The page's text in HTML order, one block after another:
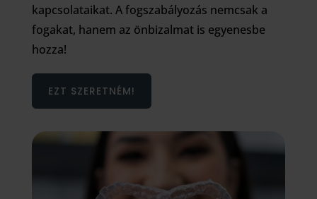
kapcsolataikat. A fogszabályozás nemcsak a
fogakat, hanem az önbizalmat is egyenesbe
hozza!
EZT SZERETNÉM!